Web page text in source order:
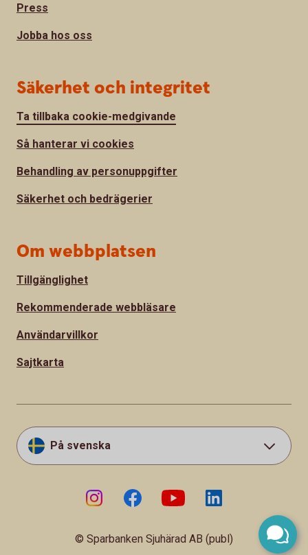
Press
Jobba hos oss
Säkerhet och integritet
Ta tillbaka cookie-medgivande
Så hanterar vi cookies
Behandling av personuppgifter
Säkerhet och bedrägerier
Om webbplatsen
Tillgänglighet
Rekommenderade webbläsare
Användarvillkor
Sajtkarta
På svenska
© Sparbanken Sjuhärad AB (publ)